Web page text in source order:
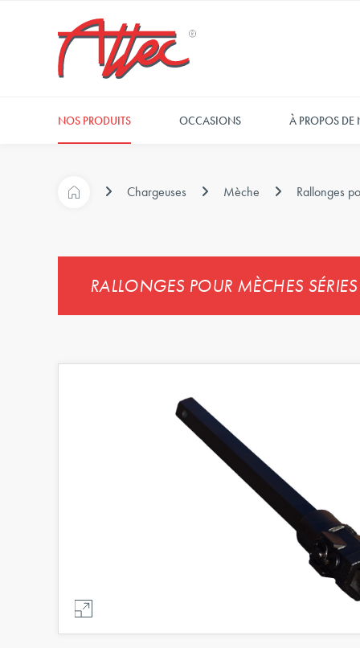
NOS PRODUITS OCCASIONS À PROPOS DE
Chargeuses Mèche Rallonges
RALLONGES POUR MÈCHES